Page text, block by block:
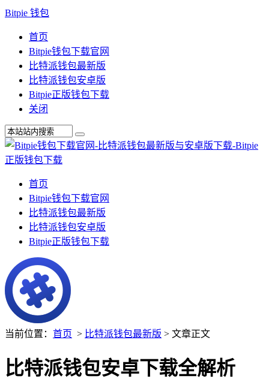
Bitpie 钱包
首页
Bitpie钱包下载官网
比特派钱包最新版
比特派钱包安卓版
Bitpie正版钱包下载
关闭
首页
Bitpie钱包下载官网
比特派钱包最新版
比特派钱包安卓版
Bitpie正版钱包下载
当前位置： 首页 > 比特派钱包最新版 > 文章正文
比特派钱包安卓下载全解析